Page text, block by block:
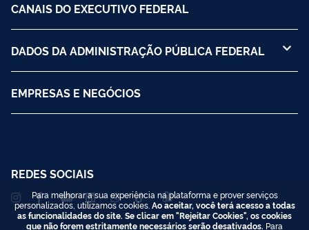
CANAIS DO EXECUTIVO FEDERAL
DADOS DA ADMINISTRAÇÃO PÚBLICA FEDERAL
EMPRESAS E NEGÓCIOS
REDES SOCIAIS
Para melhorar a sua experiência na plataforma e prover serviços
personalizados, utilizamos cookies. Ao aceitar, você terá acesso a todas
as funcionalidades do site. Se clicar em "Rejeitar Cookies", os cookies
que não forem estritamente necessários serão desativados. Para